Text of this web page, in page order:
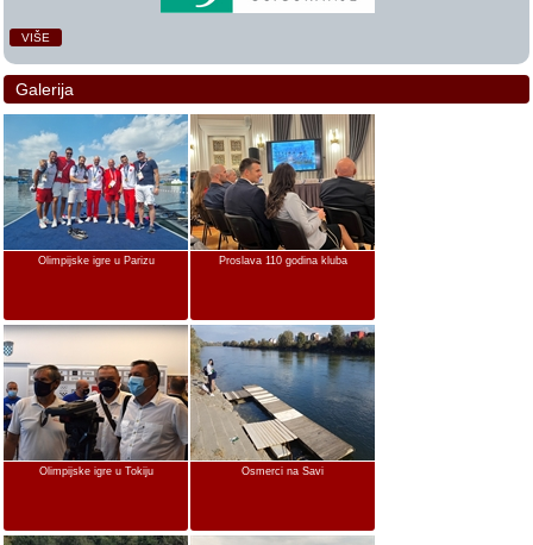
VIŠE
Galerija
Olimpijske igre u Parizu Proslava 110 godina kluba
Olimpijske igre u Tokiju Osmerci na Savi